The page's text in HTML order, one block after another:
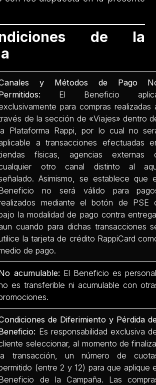
de la
y Métodos de Pago
El Beneficio
para compras realizadas
de la sección de «Viajes» dentro
Plataforma Rappi, por lo cual no
a transacciones efectuadas
físicas, agencias externas
otro canal distinto al
Asimismo, se establece que
no será válido para
mediante el botón de PSE
la modalidad de pago contra
cuando para dichas transacciones
la tarjeta de crédito RappiCard
de pago.
acumulable: El Beneficio es
es transferible ni acumulable con
de Diferimiento y Pérdida
Es responsabilidad exclusiva
seleccionar, al momento de
transacción, un número de
(entre 2 y 12) para que aplique
de la Campaña. Las